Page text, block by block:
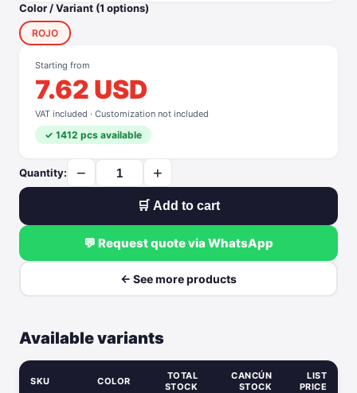
Color / Variant (1 options)
ROJO
Starting from
7.62 USD
VAT included · Customization not included
✓ 1412 pcs available
Quantity: − +
🛒 Add to cart
💬 Request quote via WhatsApp
← See more products
Available variants
SKU COLOR
TOTAL
STOCK
CANCÚN
STOCK
LIST
PRICE